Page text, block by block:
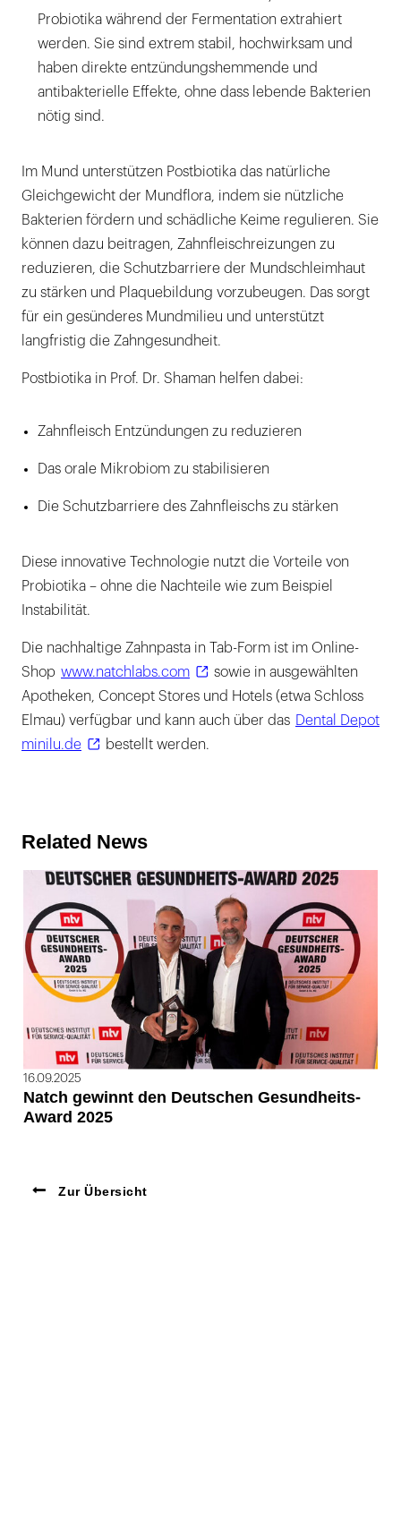
Probiotika während der Fermentation extrahiert
werden. Sie sind extrem stabil, hochwirksam und
haben direkte entzündungshemmende und
antibakterielle Effekte, ohne dass lebende Bakterien
nötig sind.
Im Mund unterstützen Postbiotika das natürliche
Gleichgewicht der Mundflora, indem sie nützliche
Bakterien fördern und schädliche Keime regulieren. Sie
können dazu beitragen, Zahnfleischreizungen zu
reduzieren, die Schutzbarriere der Mundschleimhaut
zu stärken und Plaquebildung vorzubeugen. Das sorgt
für ein gesünderes Mundmilieu und unterstützt
langfristig die Zahngesundheit.
Postbiotika in Prof. Dr. Shaman helfen dabei:
Zahnfleisch Entzündungen zu reduzieren
Das orale Mikrobiom zu stabilisieren
Die Schutzbarriere des Zahnfleischs zu stärken
Diese innovative Technologie nutzt die Vorteile von
Probiotika – ohne die Nachteile wie zum Beispiel
Instabilität.
Die nachhaltige Zahnpasta in Tab-Form ist im Online-
Shop www.natchlabs.com
sowie in ausgewählten
Apotheken, Concept Stores und Hotels (etwa Schloss
Elmau) verfügbar und kann auch über das
Dental Depot
minilu.de
bestellt werden.
Related News
16.09.2025
Natch gewinnt den Deutschen Gesundheits-
Award 2025
Zur Übersicht